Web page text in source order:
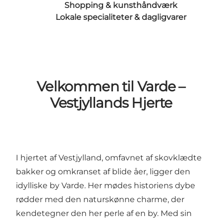
Shopping & kunsthåndværk
Lokale specialiteter & dagligvarer
Velkommen til Varde –
Vestjyllands Hjerte
I hjertet af Vestjylland, omfavnet af skovklædte
bakker og omkranset af blide åer, ligger den
idylliske by Varde. Her mødes historiens dybe
rødder med den naturskønne charme, der
kendetegner den her perle af en by. Med sin